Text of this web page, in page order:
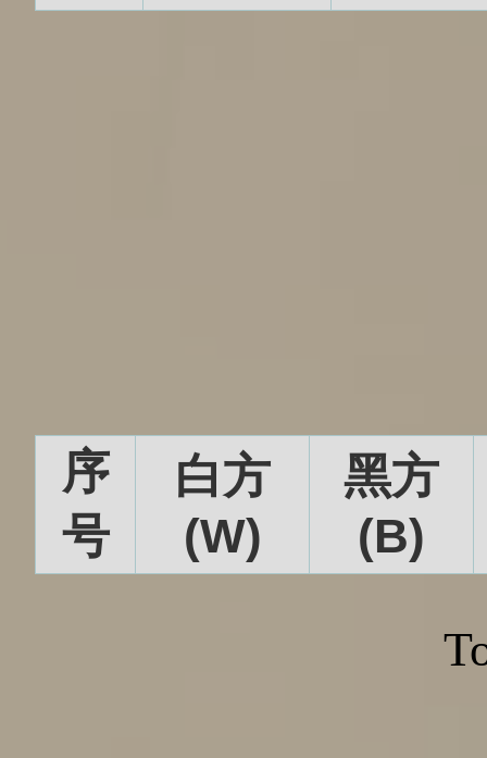
序
号
白方
(W)
黑方
(B)